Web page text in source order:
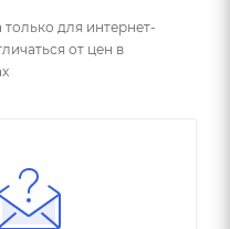
для интернет-
от цен в